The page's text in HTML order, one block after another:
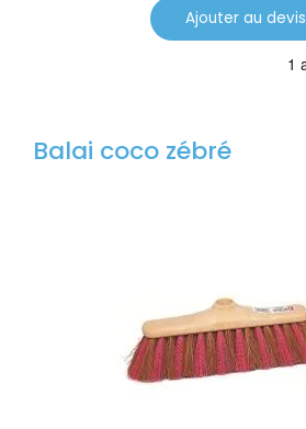
Ajouter au devis
Balai coco zébré